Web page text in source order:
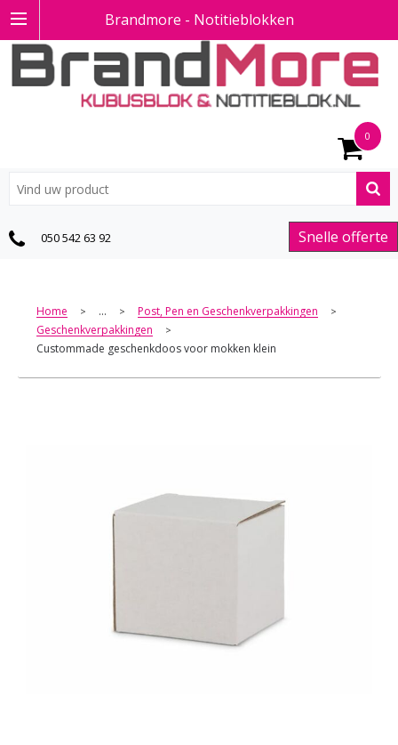
Brandmore - Notitieblokken
0
Snelle offerte
050 542 63 92
Home > ... > Post, Pen en Geschenkverpakkingen >
Geschenkverpakkingen >
Custommade geschenkdoos voor mokken klein